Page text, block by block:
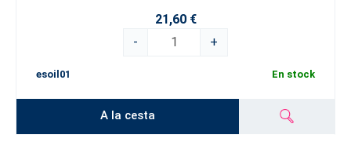
21,60 €
-
+
esoil01 En stock
A la cesta